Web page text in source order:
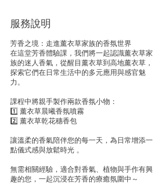
服務說明
芳香之境：走進薰衣草家族的香氛世界
在這堂芳香體驗課，我們將一起認識薰衣草家
族的迷人香氣，從醒目薰衣草到高地薰衣草，
探索它們在日常生活中的多元應用與感官魅
力。
課程中將親手製作兩款香氛小物：
1️⃣ 薰衣草晨曦香氛噴霧
2️⃣ 薰衣草乾花穗香包
讓溫柔的香氣陪伴您的每一天，為日常增添一
點儀式感與放鬆時光 。
無需相關經驗，適合對香氣、植物與手作有興
趣的您，一起沉浸在芳香的療癒氛圍中～